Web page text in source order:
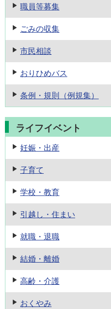
職員等募集
ごみの収集
市民相談
おりひめバス
条例・規則 （例規集）
ライフイベント
妊娠・出産
子育て
学校・教育
引越し・住まい
就職・退職
結婚・離婚
高齢・介護
おくやみ